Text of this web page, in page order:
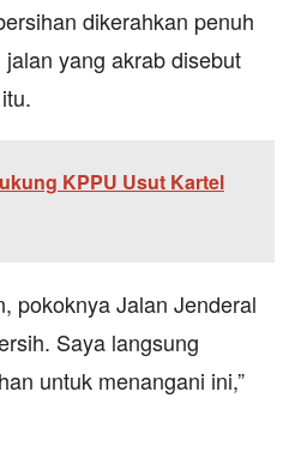
dikerahkan penuh
yang akrab disebut
KPPU Usut Kartel
pokoknya Jalan Jenderal
Saya langsung
untuk menangani ini,”